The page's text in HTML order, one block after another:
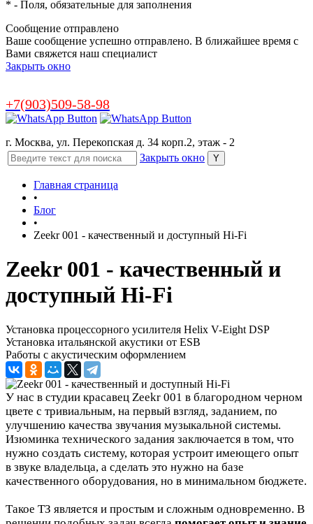
* - Поля, обязательные для заполнения
Сообщение отправлено
Ваше сообщение успешно отправлено. В ближайшее время с
Вами свяжется наш специалист
Закрыть окно
+7(903)509-58-98
г. Москва, ул. Перекопская д. 34 корп.2, этаж - 2
Закрыть окно
Главная страница
•
Блог
•
Zeekr 001 - качественный и доступный Hi-Fi
Zeekr 001 - качественный и
доступный Hi-Fi
Установка процессорного усилителя Helix V-Eight DSP
Установка итальянской акустики от ESB
Работы с акустическим оформлением
У нас в студии красавец Zeekr 001 в благородном черном
цвете с тривиальным, на первый взгляд, заданием, по
улучшению качества звучания музыкальной системы.
Изюминка технического задания заключается в том, что
нужно создать систему, которая устроит имеющего опыт
в звуке владельца, а сделать это нужно на базе
качественного оборудования, но в минимальном бюджете.
Такое ТЗ является и простым и сложным одновременно. В